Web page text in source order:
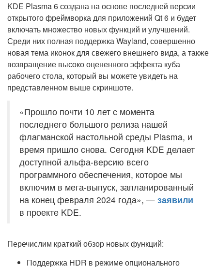
KDE Plasma 6 создана на основе последней версии
открытого фреймворка для приложений Qt 6 и будет
включать множество новых функций и улучшений.
Среди них полная поддержка Wayland, совершенно
новая тема иконок для свежего внешнего вида, а также
возвращение высоко оцененного эффекта куба
рабочего стола, который вы можете увидеть на
представленном выше скриншоте.
«Прошло почти 10 лет с момента
последнего большого релиза нашей
флагманской настольной среды Plasma, и
время пришло снова. Сегодня KDE делает
доступной альфа-версию всего
программного обеспечения, которое мы
включим в мега-выпуск, запланированный
на конец февраля 2024 года», — заявили
в проекте KDE.
Перечислим краткий обзор новых функций:
Поддержка HDR в режиме опционального